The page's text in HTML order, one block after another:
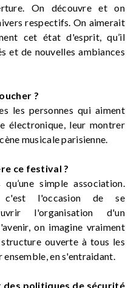
On découvre et on
respectifs. On aimerait
cet état d'esprit, qu’il
et de nouvelles ambiances
?
les personnes qui aiment
électronique, leur montrer
musicale parisienne.
ce festival ?
simple association.
c'est l'occasion de se
l'organisation d'un
on imagine vraiment
ouverte à tous les
en s'entraidant.
des politiques de sécurité